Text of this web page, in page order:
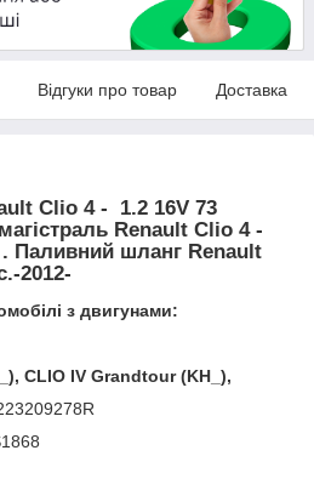
Відгуки про товар Доставка
Clio 4 - 1.2 16V 73
Renault Clio 4 -
. Паливний шланг Renault
2012-
з двигунами:
CLIO IV Grandtour (KH_),